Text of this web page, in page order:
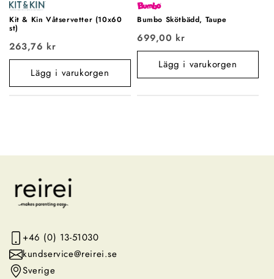
Kit & Kin Våtservetter (10x60
st)
263,76 kr
Lägg i varukorgen
Bumbo Skötbädd, Taupe
699,00 kr
Lägg i varukorgen
+46 (0) 13-51030
kundservice@reirei.se
Sverige